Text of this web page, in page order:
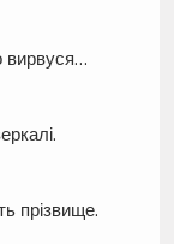
вирвуся…
прізвище.